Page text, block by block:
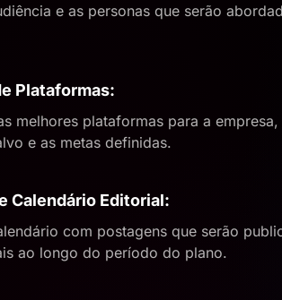
e as personas que serão
Plataformas:
melhores plataformas para a
e as metas definidas.
Calendário Editorial:
com postagens que serão
ao longo do período do plano.